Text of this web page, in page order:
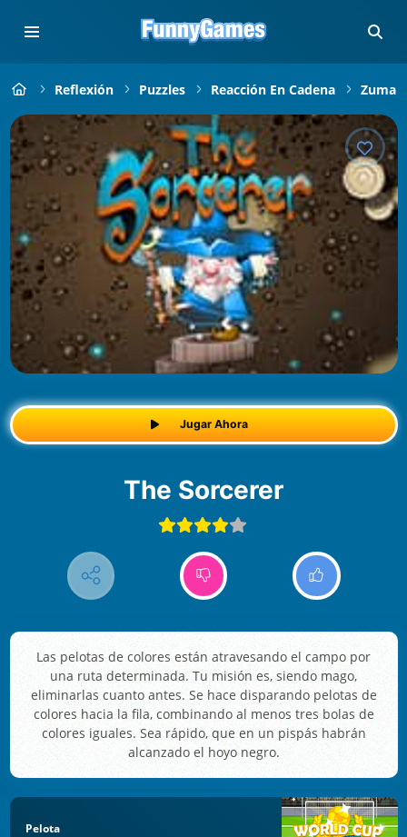
Reflexión Puzzles Reacción En Cadena Zuma
Jugar Ahora
The Sorcerer
Las pelotas de colores están atravesando el campo por
una ruta determinada. Tu misión es, siendo mago,
eliminarlas cuanto antes. Se hace disparando pelotas de
colores hacia la fila, combinando al menos tres bolas de
colores iguales. Sea rápido, que en un pispás habrán
alcanzado el hoyo negro.
Pelota